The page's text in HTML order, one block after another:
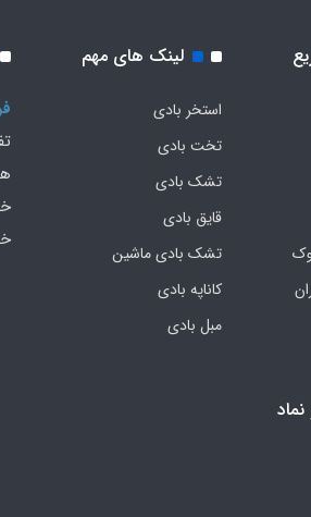
لینک های مهم
استخر بادی
تخت بادی
تشک بادی
قایق بادی
تشک بادی ماشین
کاناپه بادی
مبل بادی